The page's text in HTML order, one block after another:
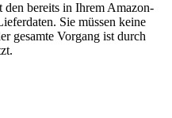
bereits in Ihrem Amazon-
Sie müssen keine
gesamte Vorgang ist durch